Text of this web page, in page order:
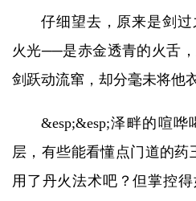
仔细望去，原来是剑
火光──是赤金透青的火舌
剑跃动流窜，却分毫未将他
&esp;&esp;泽畔的喧
层，有些能看懂点门道的药
用了丹火法术吧？但掌控